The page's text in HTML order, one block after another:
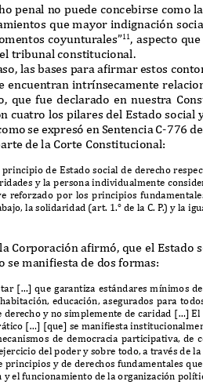
penal no puede concebirse como
que mayor indignación
coyunturales”11, aspecto
tribunal constitucional.
, las bases para afirmar estos
encuentran intrínsecamente
, que fue declarado en nuestra C
cuatro los pilares del Estado social
se expresó enSentenciaC-776
de la Corte Constitucional:
principio de Estado social de derecho
y la persona individualmente
reforzado por los principios
, la solidaridad (art. 1.°de la C. P.)y la
la Corporación afirmó, que el Estado
se manifiesta de dos formas:
[…]que garantiza estándares mínimos
habitación, educación,asegurados para
derecho y no simplemente de caridad […] El
ático […] [que] se manifiesta
de democracia participativa,de
del poder y sobre todo,a través de
principios y de derechos fundamentales
y el funcionamiento de la organización polí